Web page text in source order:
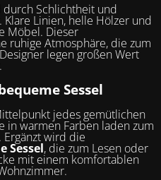
durch Schlichtheit und
Linien, helle Hölzer und
Möbel. Dieser
ruhige Atmosphäre, die zum
legen großen Wert
Sessel
jedes gemütlichen
in warmen Farben laden zum
Ergänzt wird die
Sessel, die zum Lesen oder
mit einem komfortablen